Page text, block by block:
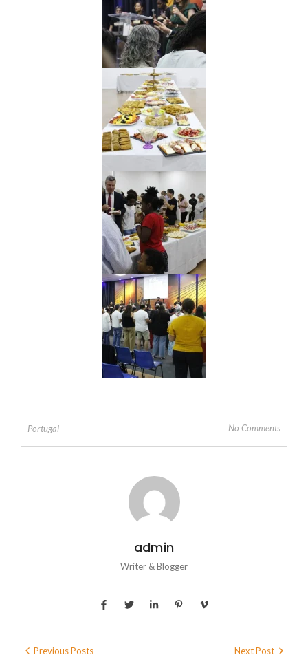
Portugal No Comments
admin
Writer & Blogger
Previous Posts Next Post